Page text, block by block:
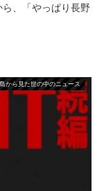
、「やっぱり長野
から見た世の中のニュース